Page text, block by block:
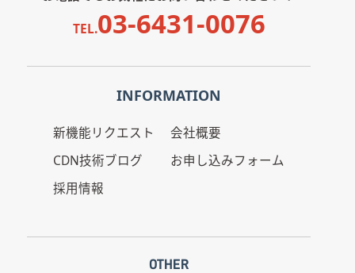
TEL.03-6431-0076
INFORMATION
新機能リクエスト
CDN技術ブログ
採用情報
会社概要
お申し込みフォーム
OTHER